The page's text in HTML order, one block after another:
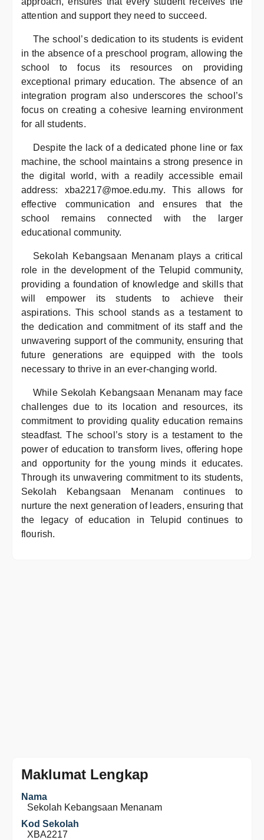
attention and support they need to succeed.
The school’s dedication to its students is evident
in the absence of a preschool program, allowing the
school to focus its resources on providing
exceptional primary education. The absence of an
integration program also underscores the school’s
focus on creating a cohesive learning environment
for all students.
Despite the lack of a dedicated phone line or fax
machine, the school maintains a strong presence in
the digital world, with a readily accessible email
address: xba2217@moe.edu.my. This allows for
effective communication and ensures that the
school remains connected with the larger
educational community.
Sekolah Kebangsaan Menanam plays a critical
role in the development of the Telupid community,
providing a foundation of knowledge and skills that
will empower its students to achieve their
aspirations. This school stands as a testament to
the dedication and commitment of its staff and the
unwavering support of the community, ensuring that
future generations are equipped with the tools
necessary to thrive in an ever-changing world.
While Sekolah Kebangsaan Menanam may face
challenges due to its location and resources, its
commitment to providing quality education remains
steadfast. The school’s story is a testament to the
power of education to transform lives, offering hope
and opportunity for the young minds it educates.
Through its unwavering commitment to its students,
Sekolah Kebangsaan Menanam continues to
nurture the next generation of leaders, ensuring that
the legacy of education in Telupid continues to
flourish.
Maklumat Lengkap
Nama
Sekolah Kebangsaan Menanam
Kod Sekolah
XBA2217